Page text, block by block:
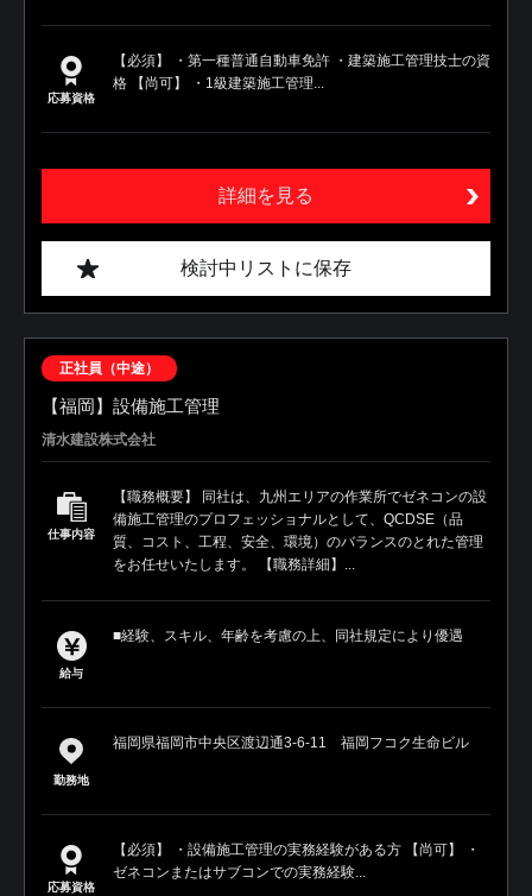
応募資格
【必須】 ・第一種普通自動車免許 ・建築施工管理技士の資
格 【尚可】 ・1級建築施工管理...
詳細を見る
検討中リストに保存
正社員（中途）
【福岡】設備施工管理
清水建設株式会社
仕事内容
【職務概要】 同社は、九州エリアの作業所でゼネコンの設
備施工管理のプロフェッショナルとして、QCDSE（品
質、コスト、工程、安全、環境）のバランスのとれた管理
をお任せいたします。 【職務詳細】...
給与
■経験、スキル、年齢を考慮の上、同社規定により優遇
勤務地
福岡県福岡市中央区渡辺通3-6-11 福岡フコク生命ビル
応募資格
【必須】 ・設備施工管理の実務経験がある方 【尚可】 ・
ゼネコンまたはサブコンでの実務経験...